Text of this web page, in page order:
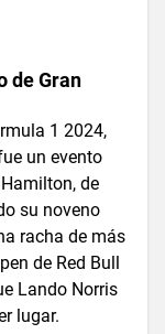
de Gran
1 2024,
un evento
de
su noveno
racha de más
de Red Bull
Lando Norris
lugar​​.